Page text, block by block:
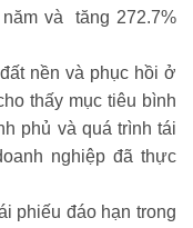
và tăng 272.7%
nền và phục hồi ở
thấy mục tiêu bình
phủ và quá trình tái
nghiệp đã thực
phiếu đáo hạn trong